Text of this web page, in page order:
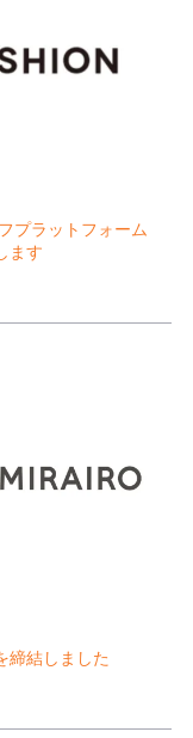
プラットフォーム
ます
締結しました